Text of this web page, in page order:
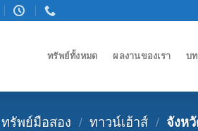
ทรัพย์ทั้งหมด ผลงานของเรา บ
ทรัพย์มือสอง / ทาวน์เฮ้าส์ / จังห